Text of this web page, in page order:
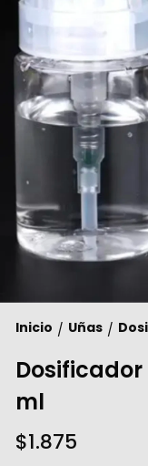
Inicio / Uñas /
ml
$1.875